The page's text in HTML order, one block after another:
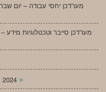
מעו”דכן יחסי עבודה – יום
מעו”דכן סייבר וטכנולוגיות
2024 »